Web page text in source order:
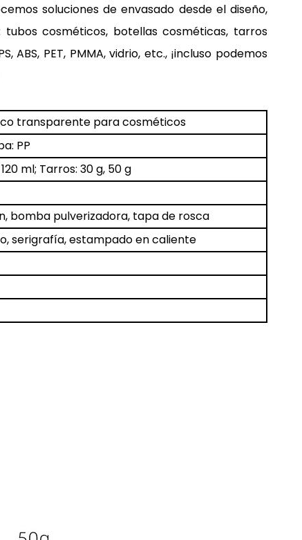
soluciones de envasado desde el diseño,
cosméticos, botellas cosméticas, tarros
ABS, PET, PMMA, vidrio, etc., ¡incluso podemos
transparente para cosméticos
PP
ml; Tarros: 30 g, 50 g
bomba pulverizadora, tapa de rosca
serigrafía, estampado en caliente